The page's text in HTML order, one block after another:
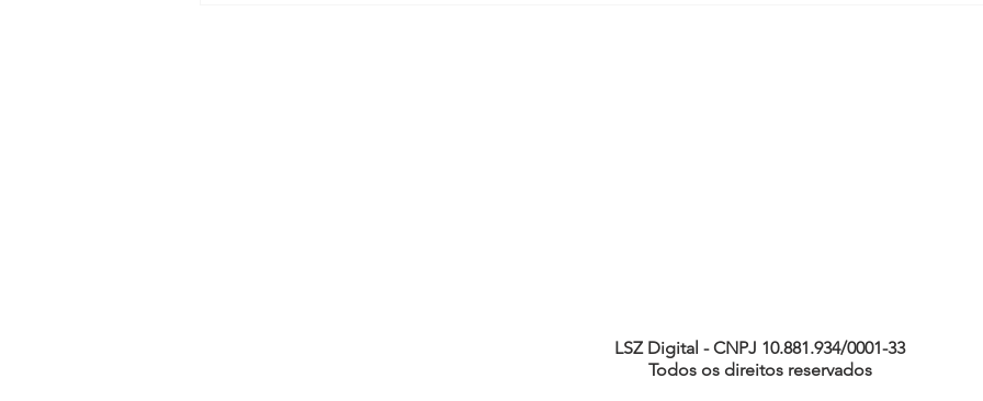
LSZ Digital - CNPJ 10.881.934/0001-33
Todos os direitos reservados